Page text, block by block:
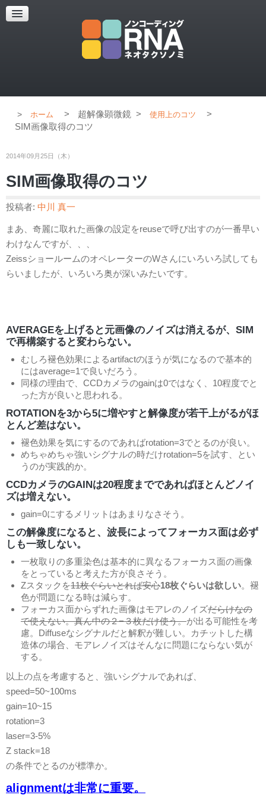
超解像顕微鏡
超解像顕微鏡の紹介
ホーム > 超解像顕微鏡 > 使用上のコツ
>
SIM画像取得のコツ
2014年09月25日（木）
SIM画像取得のコツ
投稿者: 中川 真一
まあ、奇麗に取れた画像の設定をreuseで呼び出すのが一番早い
わけなんですが、、、
ZeissショールームのオペレーターのWさんにいろいろ試しても
らいましたが、いろいろ奥が深いみたいです。
AVERAGEを上げると元画像のノイズは消えるが、SIM
で再構築すると変わらない。
むしろ褪色効果によるartifactのほうが気になるので基本的
にはaverage=1で良いだろう。
同様の理由で、CCDカメラのgainは0ではなく、10程度でと
った方が良いと思われる。
ROTATIONを3から5に増やすと解像度が若干上がるがほ
とんど差はない。
褪色効果を気にするのであればrotation=3でとるのが良い。
めちゃめちゃ強いシグナルの時だけrotation=5を試す、とい
うのが実践的か。
CCDカメラのGAINは20程度までであればほとんどノイ
ズは増えない。
gain=0にするメリットはあまりなさそう。
この解像度になると、波長によってフォーカス面は必ず
しも一致しない。
一枚取りの多重染色は基本的に異なるフォーカス面の画像
をとっていると考えた方が良さそう。
Zスタックを11枚ぐらいとれば安心18枚ぐらいは欲しい。褪
色が問題になる時は減らす。
フォーカス面からずれた画像はモアレのノイズだらけなの
で使えない。真ん中の２−３枚だけ使う。が出る可能性を考
慮。Diffuseなシグナルだと解釈が難しい。カチットした構
造体の場合、モアレノイズはそんなに問題にならない気が
する。
以上の点を考慮すると、強いシグナルであれば、
speed=50~100ms
gain=10~15
rotation=3
laser=3-5%
Z stack=18
の条件でとるのが標準か。
alignmentは非常に重要。